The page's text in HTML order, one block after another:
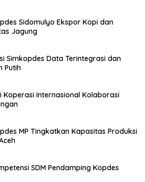
Sidomulyo Ekspor Kopi dan
Jagung
Simkopdes Data Terintegrasi dan
Putih
Koperasi Internasional Kolaborasi
MP Tingkatkan Kapasitas Produksi
SDM Pendamping Kopdes